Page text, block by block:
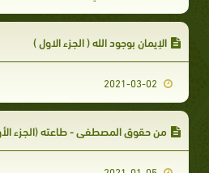
الإيمان بوجود الله ( الجزء الاول )
من حقوق المصطفى - طاعته (الجزء